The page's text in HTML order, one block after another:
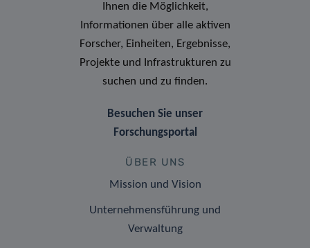
Ihnen die Möglichkeit,
Informationen über alle aktiven
Forscher, Einheiten, Ergebnisse,
Projekte und Infrastrukturen zu
suchen und zu finden.
Besuchen Sie unser
Forschungsportal
ÜBER UNS
Mission und Vision
Unternehmensführung und
Verwaltung